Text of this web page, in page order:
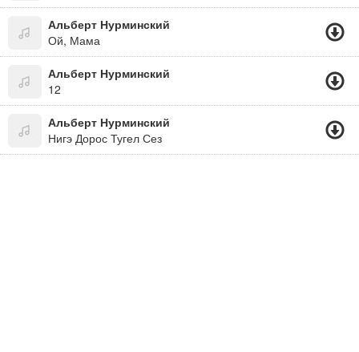
Альберт Нурминский
Ой, Мама
Альберт Нурминский
12
Альберт Нурминский
Нигэ Дорос Тугел Сез